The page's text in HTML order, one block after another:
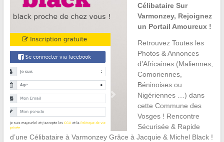
Célibataire Sur
Varmonzey, Rejoignez
un Portail Amoureux !
Retrouvez Toutes les
Photos & Annonces
d’Africaines (Maliennes,
Comoriennes,
Béninoises ou
Nigériennes …) dans
cette Commune des
Vosges ! Rencontre
Sécurisée & Rapide
d’une Célibataire à Varmonzey Grâce à Jacquie & Michel Black !